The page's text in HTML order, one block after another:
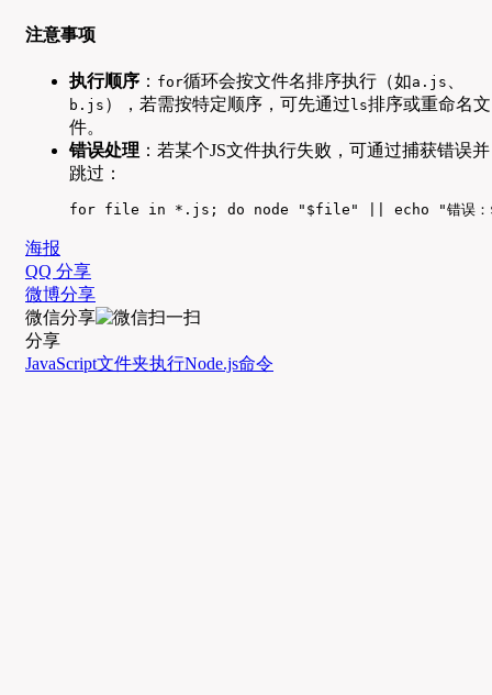
注意事项
执行顺序 ： for循环会按文件名排序执行（如a.js
b.js ），若需按特定顺序，可先通过 ls排序或重命名文
件。
错误处理 ：若某个JS文件执行失败，可通过捕获错误并
跳过：
for file in *.js; do node "$file" || echo "错误：
海报
QQ 分享
微博分享
微信分享
分享
JavaScript文件夹执行Node.js命令